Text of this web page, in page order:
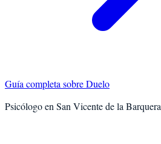
Guía completa sobreDuelo
Psicólogo en San Vicente de la Barquera